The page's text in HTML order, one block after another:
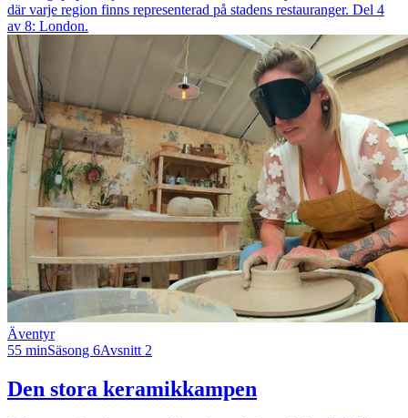
där varje region finns representerad på stadens restauranger. Del 4
av 8: London.
Äventyr
55 minSäsong 6Avsnitt 2
Den stora keramikkampen